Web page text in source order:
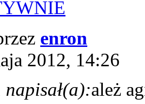
enron
2012, 14:26
ależ